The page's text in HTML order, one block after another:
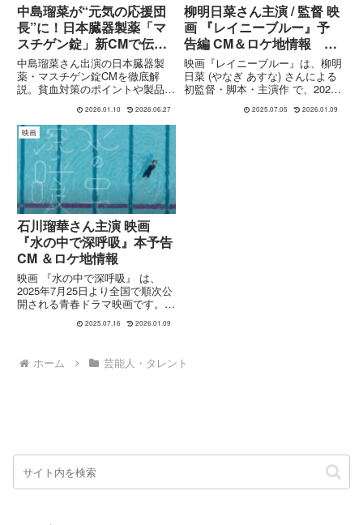
中島瑠菜が“元気の応援団
長”に！日本臓器製薬「マ
スチゲン錠」新CMで伝え
る毎日の鉄分ケア
中島瑠菜さん出演の日本臓器製
薬・マスチゲン錠CMを徹底解
説。貧血対策のポイントや製品の
2026.01.10 2026.06.27
柳明日菜さん主演 / 監督 映
画 『レイニーブルー』予
告編 CM＆ロケ地情報 挿
入歌 徳永英明さん 『レイ
ニーブルー』
映画『レイニーブルー』は、柳明
日菜 (やなぎ あすな) さんによる
初監督・脚本・主演作 で、2025
す。あらすじ17歳の中学生〜高
2025.07.05 2026.01.09
映画
石川瑠華さん主演 映画
『水の中で深呼吸』本予告
CM ＆ロケ地情報
映画 『水の中で深呼吸』 は、
2025年7月25日より全国で順次公
開される青春ドラマ映画です。主
演は石川瑠華さん、監督は安井祥
二さんです。🧭 あらすじ高校1年
ん）は、理不尽な先輩からのいじ
めに耐えつつ練習に励ん...
2025.07.16 2026.01.09
ホーム 芸能人・タレント